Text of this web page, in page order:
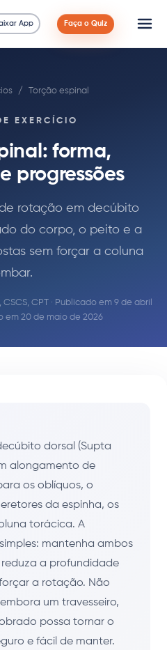
App Faça o Quiz
/ Torção espinal
EXERCÍCIO
forma,
progressões
rotação em decúbito
do corpo, o peito e a
sem forçar a coluna
CSCS, CPT· Publicado em 9 de abril
em 20 de maio de 2026
dorsal (Supta
alongamento de
os oblíquos, o
da espinha, os
torácica. A
mantenha ambos
a profundidade
a rotação. Não
um travesseiro,
possa tornar o
e fácil de manter.